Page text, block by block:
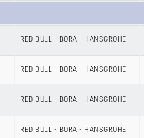
RED BULL - BORA - HANSGROHE
RED BULL - BORA - HANSGROHE
RED BULL - BORA - HANSGROHE
RED BULL - BORA - HANSGROHE